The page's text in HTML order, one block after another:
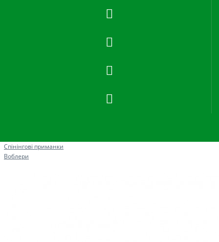
Спінінгові приманки
Воблери